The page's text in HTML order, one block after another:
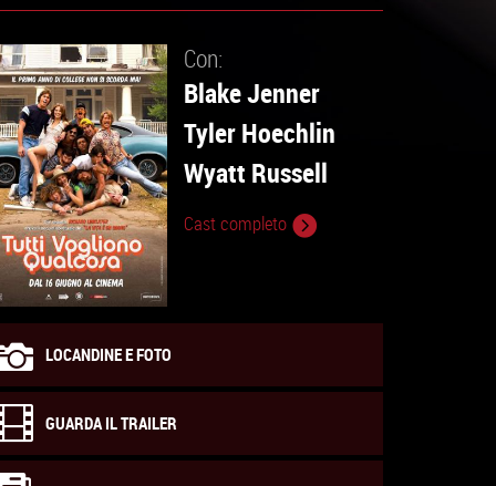
Con:
Blake Jenner
Tyler Hoechlin
Wyatt Russell
Cast completo
LOCANDINE E FOTO
GUARDA IL TRAILER